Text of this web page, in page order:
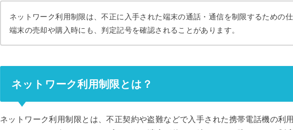
ネットワーク利用制限は、不正に入手された端末の通話・通信を制限するための
端末の売却や購入時にも、判定記号を確認されることがあります。
ネットワーク利用制限とは？
ネットワーク利用制限とは、不正契約や盗難などで入手された携帯電話機の利